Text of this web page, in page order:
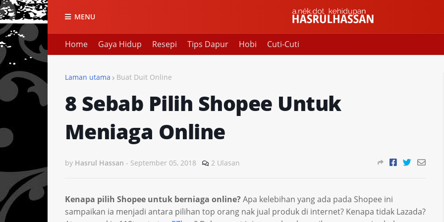
MENU
Home Gaya Hidup Resepi Tips Dapur Hobi Cuti-Cuti
Laman utama Buat Duit Online
8 Sebab Pilih Shopee Untuk
Meniaga Online
by Hasrul Hassan - September 05, 2018 2 Ulasan
Kenapa pilih Shopee untuk berniaga online?Apa kelebihan yang ada pada Shopee ini
sampaikan ia menjadi antara pilihan top orang nak jual produk di internet? Kenapa tidak Lazada?